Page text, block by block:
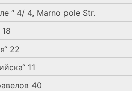
“ 4/ 4, Marno pole Str.
22
11
40